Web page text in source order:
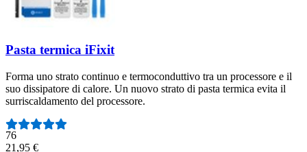
Pasta termica iFixit
Forma uno strato continuo e termoconduttivo tra un processore e il
suo dissipatore di calore. Un nuovo strato di pasta termica evita il
surriscaldamento del processore.
Numero di recensioni:
76
21,95 €